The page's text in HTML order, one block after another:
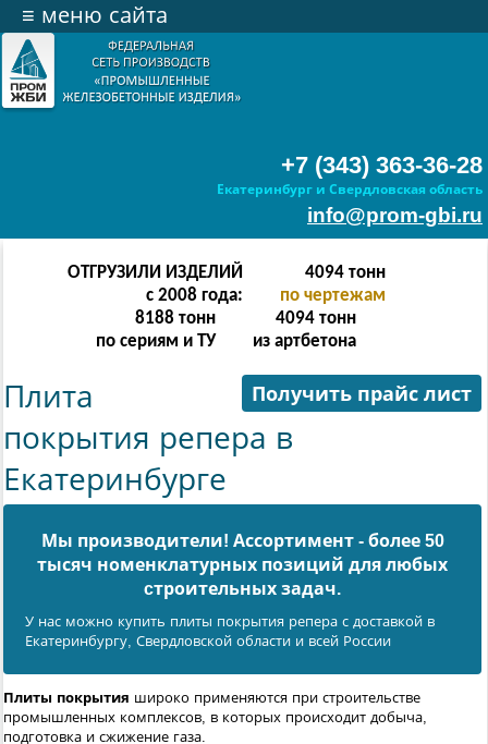
+7 (343) 363-36-28
Екатеринбург и Свердловская область
info@prom-gbi.ru
≡ меню сайта
ОТГРУЗИЛИ ИЗДЕЛИЙ
с 2008 года:
16382тонн
по чертежам
32764 тонн
по сериям и ТУ
16382 тонн
из артбетона
Получить прайс лист
Плита
покрытия репера в
Екатеринбурге
Мы производители! Ассортимент - более 50
тысяч номенклатурных позиций для любых
cтроительных задач.
У нас можно купить плиты покрытия репера с доставкой в
Екатеринбургу, Свердловской области и всей России
Плиты покрытия широко применяются при строительстве
промышленных комплексов, в которых происходит добыча,
подготовка и сжижение газа.